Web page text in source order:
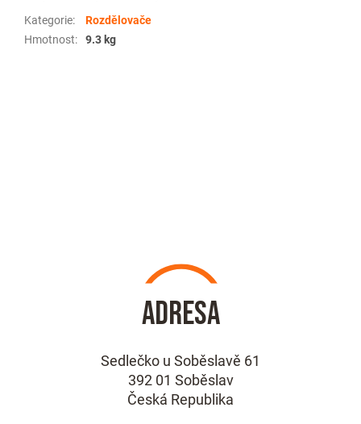
Kategorie:
Rozdělovače
Hmotnost: 9.3 kg
Adresa
Sedlečko u Soběslavě 61
392 01 Soběslav
Česká Republika